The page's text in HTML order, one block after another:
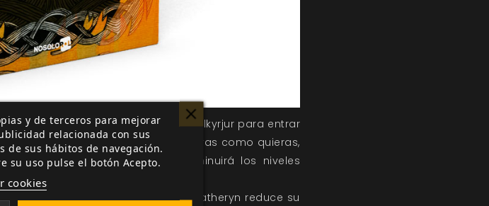
héroes y fueron elegidos por las valkyrjur para entrar
Puedes adquirir tantas mejoras como quieras,
el coste del nivel (lo que disminuirá los niveles
admiten en la saga. Ejemplo: Katheryn reduce su
y de terceros para mejorar
relacionada con sus
de sus hábitos de navegación.
su uso pulse el botón Acepto.
cookies